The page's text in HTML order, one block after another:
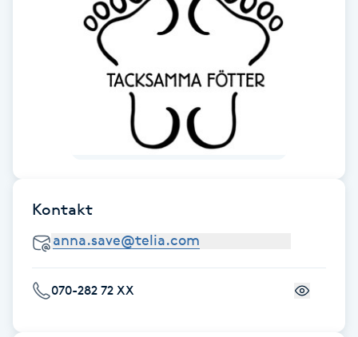
Fransförlängning
Fransförlängning Megavolym
Fransförlängning Volym
Kontakt
070-282 72 XX